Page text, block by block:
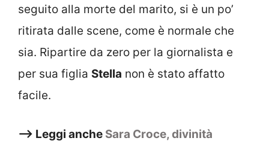
seguito alla morte del marito, si è un po’
ritirata dalle scene, come è normale che
sia. Ripartire da zero per la giornalista e
per sua figlia Stella non è stato affatto
facile.
–> Leggi anche Sara Croce, divinità